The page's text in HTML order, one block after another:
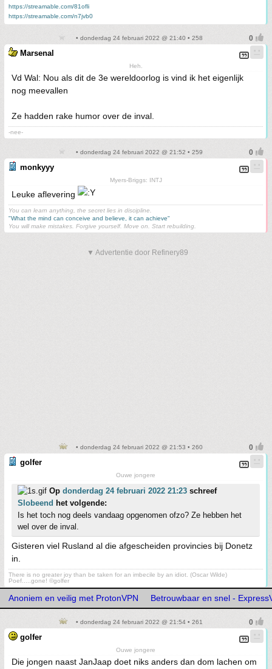
https://streamable.com/81ofli
https://streamable.com/n7jvb0
• donderdag 24 februari 2022 @ 21:40 • 258
Marsenal
Heh.
Vd Wal: Nou als dit de 3e wereldoorlog is vind ik het eigenlijk
nog meevallen
Ze hadden rake humor over de inval.
-nee-
• donderdag 24 februari 2022 @ 21:52 • 259
monkyyy
Myers-Briggs: INTJ
Leuke aflevering
You can learn anything, the secret lies in discipline.
"What the mind can conceive and believe, it can achieve"
You will make mistakes. Forgive yourself. Move on. Start rebuilding.
▼ Advertentie door Refinery89
• donderdag 24 februari 2022 @ 21:53 • 260
golfer
Ouwe jongere
Op donderdag 24 februari 2022 21:23 schreef
Slobeend het volgende:
Is het toch nog deels vandaag opgenomen ofzo? Ze hebben het
wel over de inval.
Gisteren viel Rusland al die afgescheiden provincies bij Donetz
in.
There is no greater joy than be taken for an imbecile by an idiot. (Oscar Wilde)
Poef.....gone! ©golfer
Anoniem en veilig met ProtonVPN Betrouwbaar en snel -
• donderdag 24 februari 2022 @ 21:54 • 261
golfer
Ouwe jongere
Die jongen naast JanJaap doet niks anders dan dom lachen om